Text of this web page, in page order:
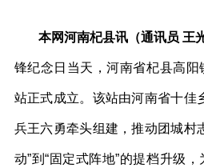
本网河南杞县讯（通讯员 王
锋纪念日当天，河南省杞县高阳
站正式成立。该站由河南省十佳
兵王六勇牵头组建，推动团城村
动”到“固定式阵地”的提档升级